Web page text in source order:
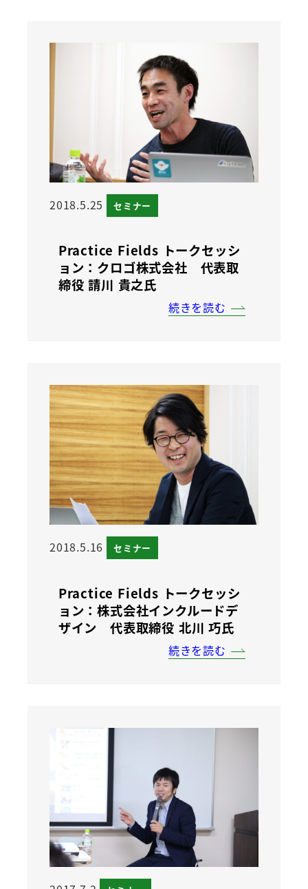
2018.5.25 セミナー
Practice Fields トークセッシ
ョン：クロゴ株式会社 代表取
締役 請川 貴之氏
続きを読む
2018.5.16 セミナー
Practice Fields トークセッシ
ョン：株式会社インクルードデ
ザイン 代表取締役 北川 巧氏
続きを読む